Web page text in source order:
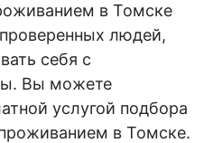
в Томске
людей,
себя с
Вы можете
услугой подбора
в Томске.